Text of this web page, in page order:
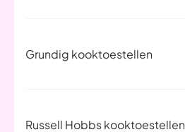
Grundig kooktoestellen
Russell Hobbs kooktoestellen